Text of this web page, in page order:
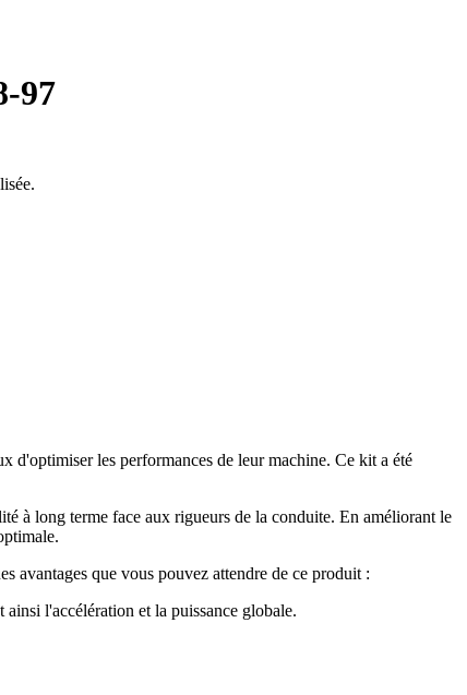
97
d'optimiser les performances de leur machine. Ce kit a été
à long terme face aux rigueurs de la conduite. En améliorant le
avantages que vous pouvez attendre de ce produit :
l'accélération et la puissance globale.